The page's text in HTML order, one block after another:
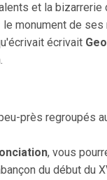
et la
le monument de
écrivait
près regroupés
, vous
du début du